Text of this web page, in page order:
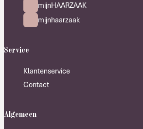
mijnHAARZAAK
mijnhaarzaak
Service
Klantenservice
Contact
Algemeen